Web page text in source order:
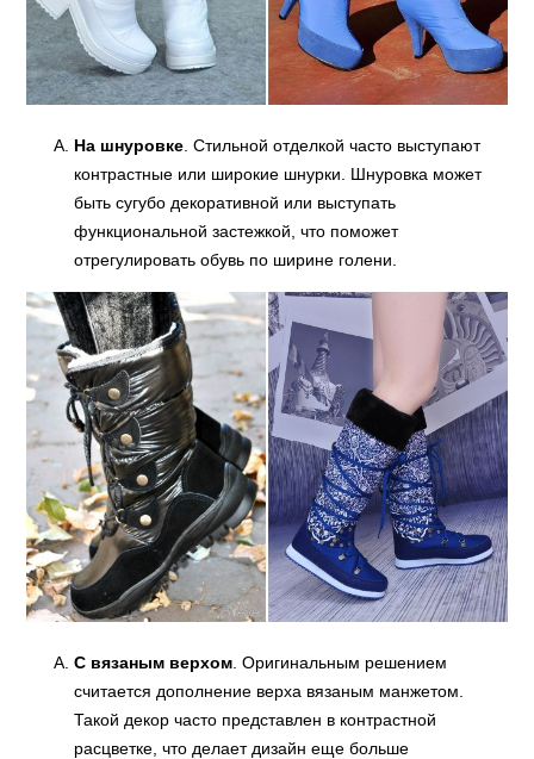
На шнуровке . Стильной отделкой часто выступают
контрастные или широкие шнурки. Шнуровка может
быть сугубо декоративной или выступать
функциональной застежкой, что поможет
отрегулировать обувь по ширине голени.
С вязаным верхом . Оригинальным решением
считается дополнение верха вязаным манжетом.
Такой декор часто представлен в контрастной
расцветке, что делает дизайн еще больше